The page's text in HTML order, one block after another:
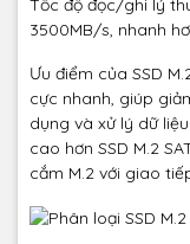
Tốc độ đọc/ghi lý
3500MB/s, nhanh
Ưu điểm của SSD
cực nhanh, giúp
dụng và xử lý dữ
cao hơn SSD M.2
cắm M.2 với giao